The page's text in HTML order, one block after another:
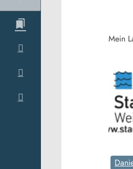
Mein